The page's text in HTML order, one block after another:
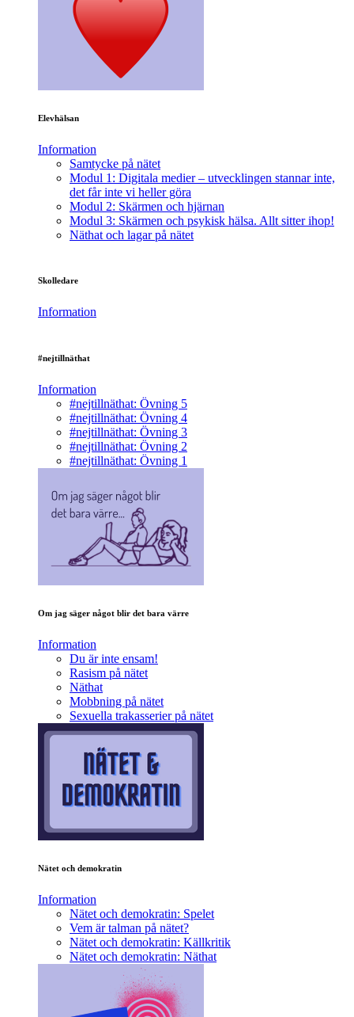
Elevhälsan
Information
Samtycke på nätet
Modul 1: Digitala medier – utvecklingen stannar inte,
det får inte vi heller göra
Modul 2: Skärmen och hjärnan
Modul 3: Skärmen och psykisk hälsa. Allt sitter ihop!
Näthat och lagar på nätet
Skolledare
Information
#nejtillnäthat
Information
#nejtillnäthat: Övning 5
#nejtillnäthat: Övning 4
#nejtillnäthat: Övning 3
#nejtillnäthat: Övning 2
#nejtillnäthat: Övning 1
Om jag säger något blir det bara värre
Information
Du är inte ensam!
Rasism på nätet
Näthat
Mobbning på nätet
Sexuella trakasserier på nätet
Nätet och demokratin
Information
Nätet och demokratin: Spelet
Vem är talman på nätet?
Nätet och demokratin: Källkritik
Nätet och demokratin: Näthat